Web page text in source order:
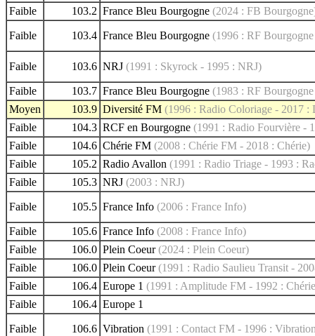
Faible
103.2 France Bleu Bourgogne (2024 : FB
Faible 103.4 France Bleu Bourgogne (1996 : RF
Faible 103.6 NRJ (1991 : Skyrock - 1995 : NRJ)
Faible 103.7 France Bleu Bourgogne (1983 : RF
Moyen
103.9 Diversité FM (1996 : Radio Coloriage - 2017 :
Faible
104.3 RCF en Bourgogne (1991 : Radio Fourvière -
Faible
104.6 Chérie FM (2008 : Chérie FM - 2018 : Chérie)
Faible
105.2 Radio Avallon (1991 : Radio Triage - 1993 :
Faible
105.3 NRJ (2003 : NRJ)
Faible 105.5 France Info (2006 : France Info)
Faible 105.6 France Info (2008 : France Info)
Faible
106.0 Plein Coeur(2024 : Plein Coeur)
Faible
106.0 Plein Coeur(1991 : Radio Saulieu Transit -
Faible
106.4 Europe 1 (1991 : Amplitude FM - 1992 :
Faible
106.4 Europe 1
Faible 106.6 Vibration (1991 : Contact FM - 1996 :